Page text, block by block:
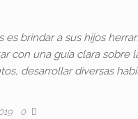
brindar a sus hijos
con una guía clara sobre
desarrollar diversas
0